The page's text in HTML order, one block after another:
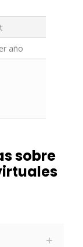
año
sobre